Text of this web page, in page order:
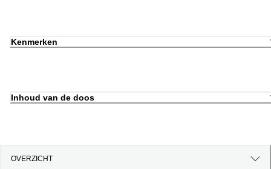
Kenmerken
Inhoud van de doos
OVERZICHT